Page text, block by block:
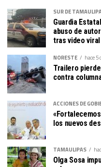
SUR DE
Guardia
abuso de
tras video viral
NORESTE hace 5
Trailero
contra
ACCIONES DE
los nuevos
TAMAULIPAS
Olga Sosa